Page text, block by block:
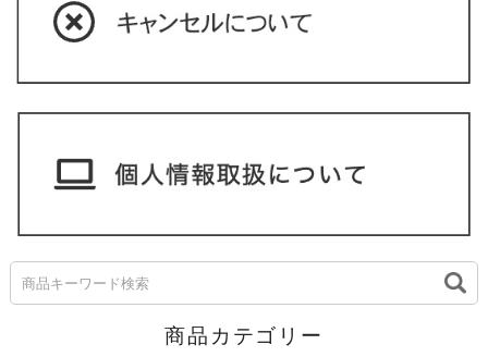
商品カテゴリー